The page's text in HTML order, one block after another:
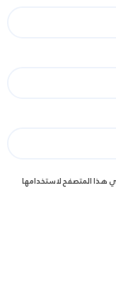
هذا المتصفح لاستخدامها